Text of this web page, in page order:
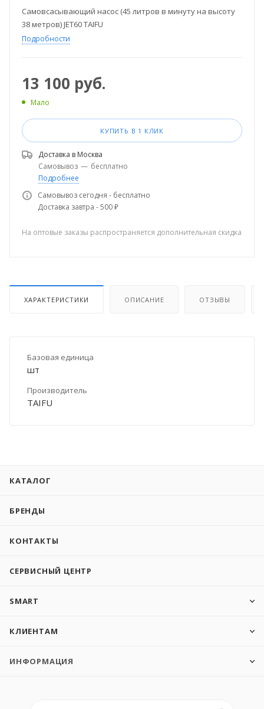
Самовсасывающий насос (45 литров в минуту на высоту
38 метров) JET60 TAIFU
Подробности
13 100 руб.
Мало
КУПИТЬ В 1 КЛИК
Доставка в Москва
Самовывоз — бесплатно
Подробнее
Самовывоз сегодня - бесплатно
Доставка завтра - 500 ₽
На оптовые заказы распространяется дополнительная скидка
ХАРАКТЕРИСТИКИ ОПИСАНИЕ ОТЗЫВЫ
Базовая единица
шт
Производитель
TAIFU
КАТАЛОГ
БРЕНДЫ
КОНТАКТЫ
СЕРВИСНЫЙ ЦЕНТР
SMART
КЛИЕНТАМ
ИНФОРМАЦИЯ